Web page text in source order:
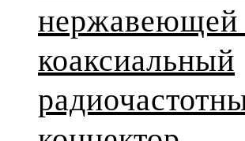
нержавеющей
коаксиальный